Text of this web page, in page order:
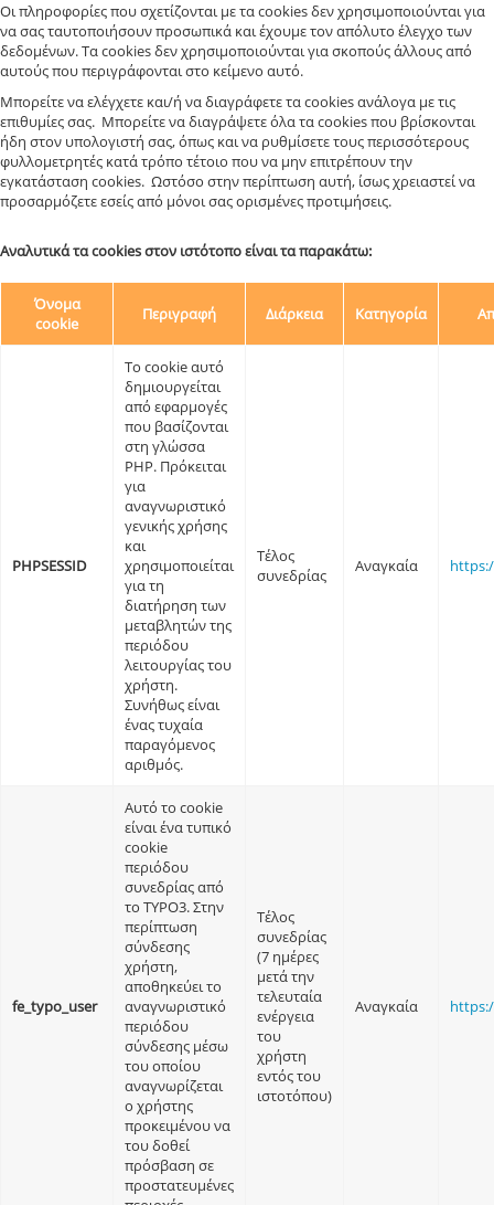
Οι πληροφορίες που σχετίζονται με τα cookies δεν χρησιμοποιούνται για
να σας ταυτοποιήσουν προσωπικά και έχουμε τον απόλυτο έλεγχο των
δεδομένων. Τα cookies δεν χρησιμοποιούνται για σκοπούς άλλους από
αυτούς που περιγράφονται στο κείμενο αυτό.
Μπορείτε να ελέγχετε και/ή να διαγράφετε τα cookies ανάλογα με τις
επιθυμίες σας. Μπορείτε να διαγράψετε όλα τα cookies που βρίσκονται
ήδη στον υπολογιστή σας, όπως και να ρυθμίσετε τους περισσότερους
φυλλομετρητές κατά τρόπο τέτοιο που να μην επιτρέπουν την
εγκατάσταση cookies. Ωστόσο στην περίπτωση αυτή, ίσως χρειαστεί να
προσαρμόζετε εσείς από μόνοι σας ορισμένες προτιμήσεις.
Αναλυτικά τα cookies στον ιστότοπο είναι τα παρακάτω:
Όνομα
cookie
Περιγραφή Διάρκεια Κατηγορία
PHPSESSID
Το cookie αυτό
δημιουργείται
από εφαρμογές
που βασίζονται
στη γλώσσα
PHP. Πρόκειται
για
αναγνωριστικό
γενικής χρήσης
και
χρησιμοποιείται
για τη
διατήρηση των
μεταβλητών της
περιόδου
λειτουργίας του
χρήστη.
Συνήθως είναι
ένας τυχαία
παραγόμενος
αριθμός.
Τέλος
συνεδρίας
Αναγκαία
fe_typo_user
Αυτό το cookie
είναι ένα τυπικό
cookie
περιόδου
συνεδρίας από
το TYPO3. Στην
περίπτωση
σύνδεσης
χρήστη,
αποθηκεύει το
αναγνωριστικό
περιόδου
σύνδεσης μέσω
του οποίου
αναγνωρίζεται
ο χρήστης
προκειμένου να
του δοθεί
πρόσβαση σε
προστατευμένες
Τέλος
συνεδρίας
(7 ημέρες
μετά την
τελευταία
ενέργεια
του
χρήστη
εντός του
ιστοτόπου)
Αναγκαία